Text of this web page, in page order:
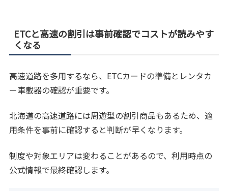
ETCと高速の割引は事前確認でコストが読みやす
くなる
高速道路を多用するなら、ETCカードの準備とレンタカ
ー車載器の確認が重要です。
北海道の高速道路には周遊型の割引商品もあるため、適
用条件を事前に確認すると判断が早くなります。
制度や対象エリアは変わることがあるので、利用時点の
公式情報で最終確認します。